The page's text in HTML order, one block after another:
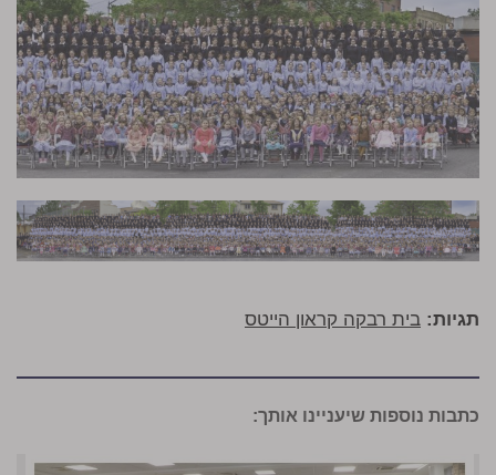
תגיות: בית רבקה קראון הייטס
כתבות נוספות שיעניינו אותך: